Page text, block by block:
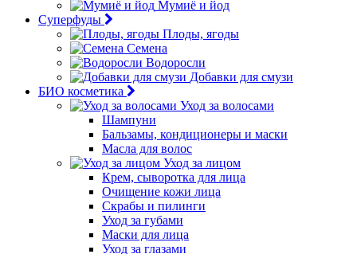
Мумиё и йод
Суперфуды
Плоды, ягоды
Семена
Водоросли
Добавки для смузи
БИО косметика
Уход за волосами
Шампуни
Бальзамы, кондиционеры и маски
Масла для волос
Уход за лицом
Крем, сыворотка для лица
Очищение кожи лица
Скрабы и пилинги
Уход за губами
Маски для лица
Уход за глазами